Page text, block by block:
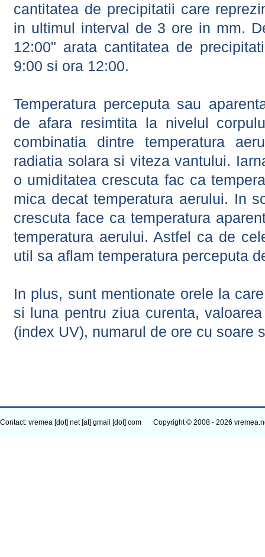
cantitatea de precipitatii care
in ultimul interval de 3 ore in mm.
12:00" arata cantitatea de
9:00 si ora 12:00.
Temperatura perceputa sau
de afara resimtita la nivelul
combinatia dintre temperatura
radiatia solara si viteza vantului.
o umiditatea crescuta fac ca
mica decat temperatura aerului. In
crescuta face ca temperatura
temperatura aerului. Astfel ca de
util sa aflam temperatura perceputa
In plus, sunt mentionate orele la
si luna pentru ziua curenta,
(index UV), numarul de ore cu soare
Contact: vremea [dot] net [at] gmail [dot] com Copyright © 2008 - 2026